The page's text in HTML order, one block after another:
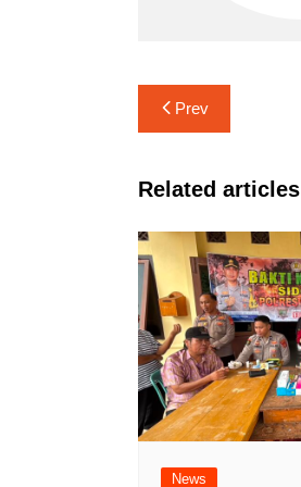
Navigasi
pos
Prev
Related articles
News